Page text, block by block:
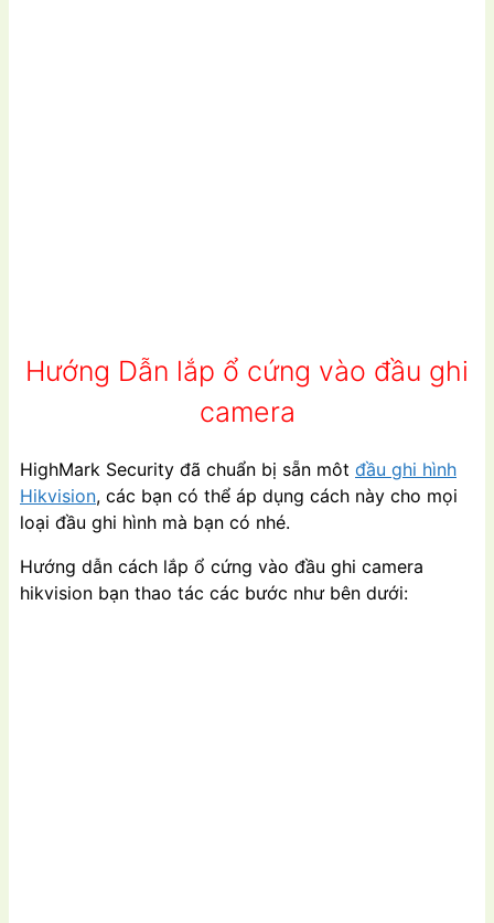
Hướng Dẫn lắp ổ cứng vào đầu ghi
camera
HighMark Security đã chuẩn bị sẵn môt đầu ghi hình
Hikvision, các bạn có thể áp dụng cách này cho mọi
loại đầu ghi hình mà bạn có nhé.
Hướng dẫn cách lắp ổ cứng vào đầu ghi camera
hikvision bạn thao tác các bước như bên dưới: